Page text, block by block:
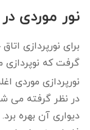
نور موردی
برای نورپردازی
گرفت که
نورپردازی موردی
در نظر گرفته می
دیواری آن بهره